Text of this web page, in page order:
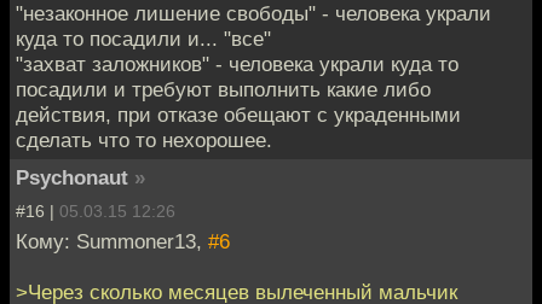
"незаконное лишение свободы" - человека украли
куда то посадили и... "все"
"захват заложников" - человека украли куда то
посадили и требуют выполнить какие либо
действия, при отказе обещают с украденными
сделать что то нехорошее.
Psychonaut »
#16 | 05.03.15 12:26
Кому: Summoner13, #6
>Через сколько месяцев вылеченный мальчик